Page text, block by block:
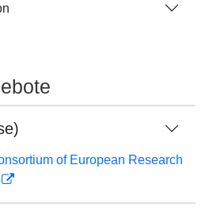
of European Research